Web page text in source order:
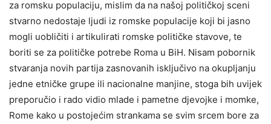
za romsku populaciju, mislim da na našoj političkoj sceni
stvarno nedostaje ljudi iz romske populacije koji bi jasno
mogli uobličiti i artikulirati romske političke stavove, te
boriti se za političke potrebe Roma u BiH. Nisam pobornik
stvaranja novih partija zasnovanih isključivo na okupljanju
jedne etničke grupe ili nacionalne manjine, stoga bih uvijek
preporučio i rado vidio mlade i pametne djevojke i momke,
Rome kako u postojećim strankama se svim srcem bore za